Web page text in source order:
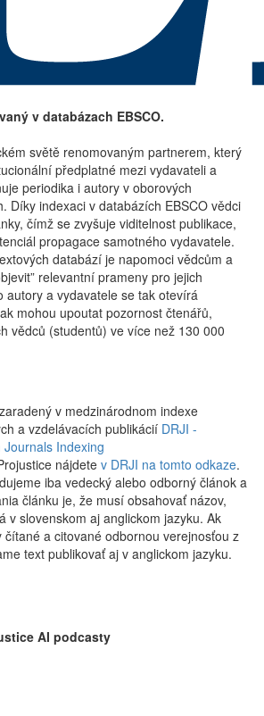
v databázach EBSCO.
světě renomovaným partnerem, který
předplatné mezi vydavateli a
periodika i autory v oborových
Díky indexaci v databázích EBSCO vědci
čímž se zvyšuje viditelnost publikace,
propagace samotného vydavatele.
databází je napomoci vědcům a
relevantní prameny pro jejich
autory a vydavatele se tak otevírá
mohou upoutat pozornost čtenářů,
vědců (studentů) ve více než 130 000
v medzinárodnom indexe
a vzdelávacích publikácií DRJI -
Indexing
nájdetev DRJI na tomto odkaze.
iba vedecký alebo odborný článok a
článku je, že musí obsahovať názov,
v slovenskom aj anglickom jazyku. Ak
čítané a citované odbornou verejnosťou z
text publikovať aj v anglickom jazyku.
AI podcasty